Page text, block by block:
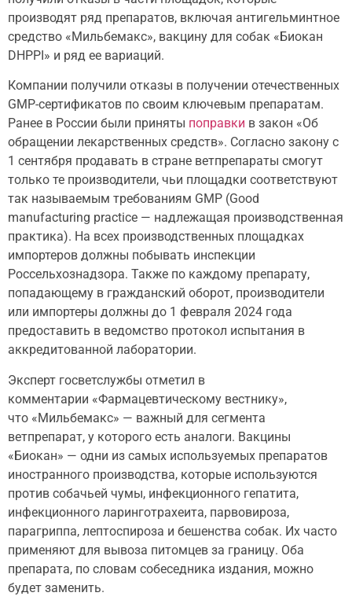
производят ряд препаратов, включая антигельминтное
средство «Мильбемакс», вакцину для собак «Биокан
DHPPI» и ряд ее вариаций.
Компании получили отказы в получении отечественных
GMP-сертификатов по своим ключевым препаратам.
Ранее в России были приняты поправки в закон «Об
обращении лекарственных средств». Согласно закону с
1 сентября продавать в стране ветпрепараты смогут
только те производители, чьи площадки соответствуют
так называемым требованиям GMP (Good
manufacturing practice — надлежащая производственная
практика). На всех производственных площадках
импортеров должны побывать инспекции
Россельхознадзора. Также по каждому препарату,
попадающему в гражданский оборот, производители
или импортеры должны до 1 февраля 2024 года
предоставить в ведомство протокол испытания в
аккредитованной лаборатории.
Эксперт госветслужбы отметил в
комментарии «Фармацевтическому вестнику»,
что «Мильбемакс» — важный для сегмента
ветпрепарат, у которого есть аналоги. Вакцины
«Биокан» — одни из самых используемых препаратов
иностранного производства, которые используются
против собачьей чумы, инфекционного гепатита,
инфекционного ларинготрахеита, парвовироза,
парагриппа, лептоспироза и бешенства собак. Их часто
применяют для вывоза питомцев за границу. Оба
препарата, по словам собеседника издания, можно
будет заменить.